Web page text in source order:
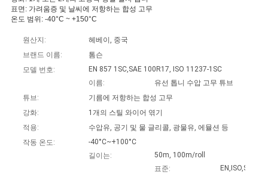
표면: 가려움증 및 날씨에 저항하는 합성 고무
온도 범위: -40°C ~ +150°C
원산지:
헤베이, 중국
브랜드 이름:
톰슨
모델 번호:
EN 857 1SC,SAE 100R17, ISO 11237-1SC
이름:
유선 톱니 수압 고무 튜브
튜브:
기름에 저항하는 합성 고무
강화:
1개의 스틸 와이어 엮기
적용:
수압유, 공기 및 물 글리콜, 광물유, 에뮬션 등
작동 온도:
-40°C~+100°C
길이는:
50m, 100m/roll
표준:
EN,ISO,SAE